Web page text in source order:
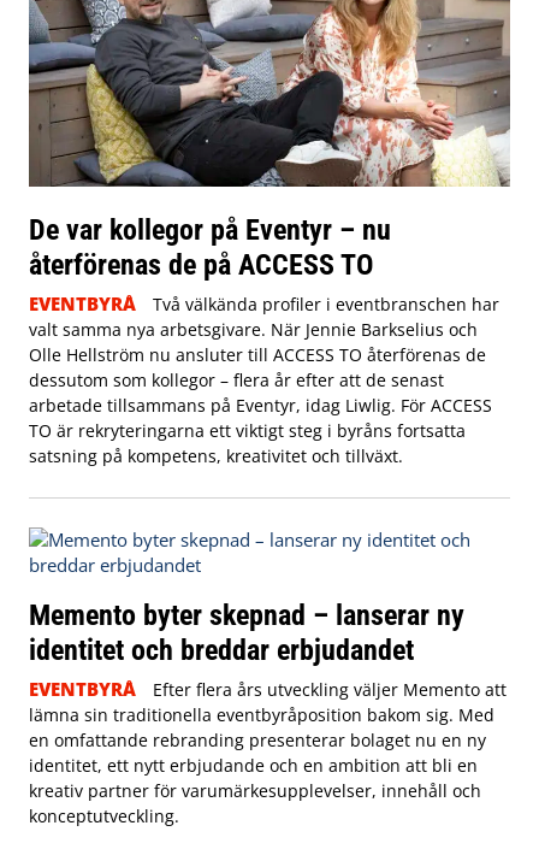
De var kollegor på Eventyr – nu
återförenas de på ACCESS TO
EVENTBYRÅ
Två välkända profiler i eventbranschen har
valt samma nya arbetsgivare. När Jennie Barkselius och
Olle Hellström nu ansluter till ACCESS TO återförenas de
dessutom som kollegor – flera år efter att de senast
arbetade tillsammans på Eventyr, idag Liwlig. För ACCESS
TO är rekryteringarna ett viktigt steg i byråns fortsatta
satsning på kompetens, kreativitet och tillväxt.
Memento byter skepnad – lanserar ny
identitet och breddar erbjudandet
EVENTBYRÅ
Efter flera års utveckling väljer Memento att
lämna sin traditionella eventbyråposition bakom sig. Med
en omfattande rebranding presenterar bolaget nu en ny
identitet, ett nytt erbjudande och en ambition att bli en
kreativ partner för varumärkesupplevelser, innehåll och
konceptutveckling.